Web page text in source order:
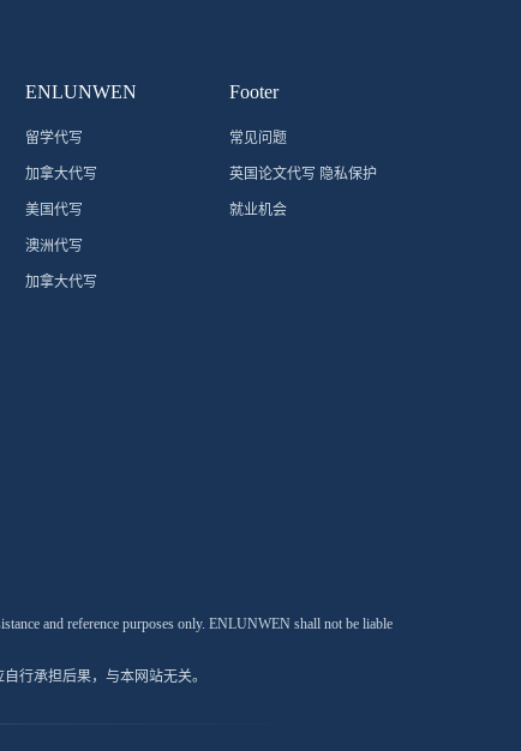
ENLUNWEN
留学代写
加拿大代写
美国代写
澳洲代写
加拿大代写
Footer
常见问题
英国论文代写 隐私保护
就业机会
and reference purposes only. ENLUNWEN shall not be liable
行承担后果，与本网站无关。